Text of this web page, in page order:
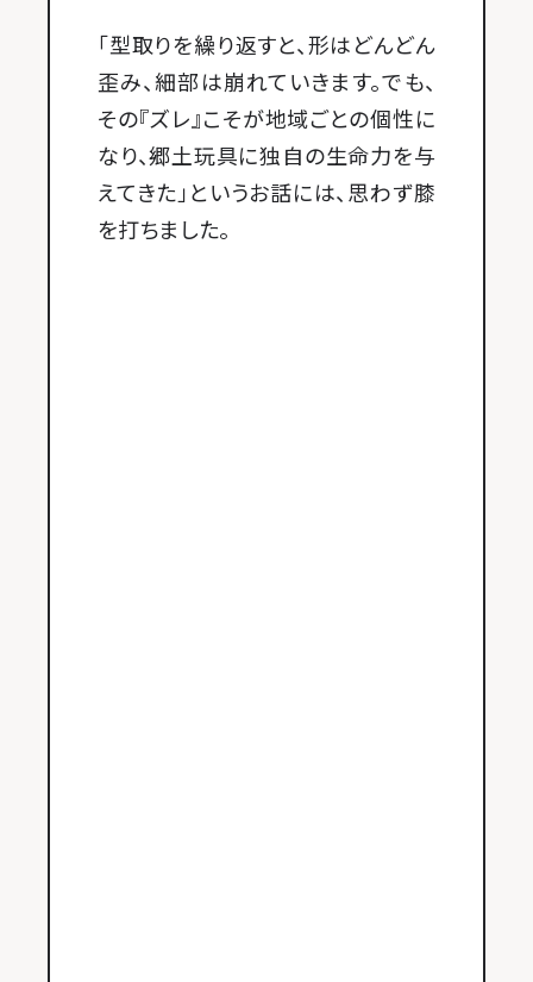
「型取りを繰り返すと、形はどんどん
歪み、細部は崩れていきます。でも、
その『ズレ』こそが地域ごとの個性に
なり、郷土玩具に独自の生命力を与
えてきた」というお話には、思わず膝
を打ちました。